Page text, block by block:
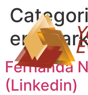
em
Fernanda
(Linkedin)